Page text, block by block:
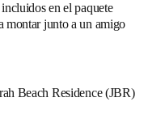
en el paquete
montar junto a un amigo
Beach Residence (JBR)